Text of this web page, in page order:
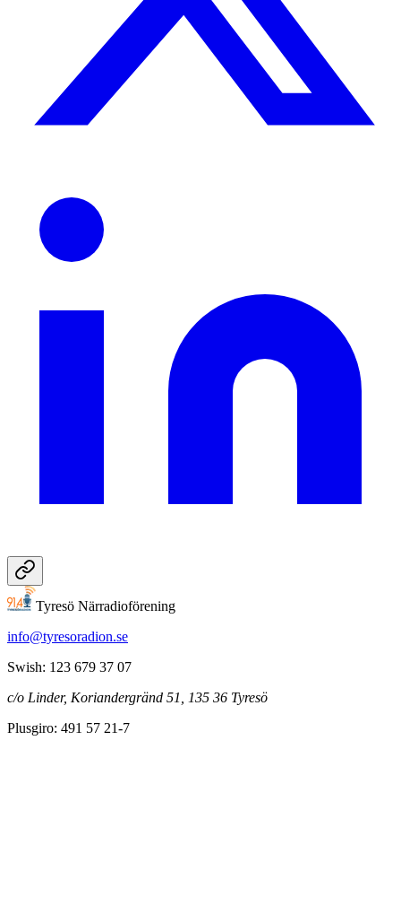
Tyresö Närradioförening
info@tyresoradion.se
Swish: 123 679 37 07
c/o Linder, Koriandergränd 51, 135 36 Tyresö
Plusgiro: 491 57 21-7